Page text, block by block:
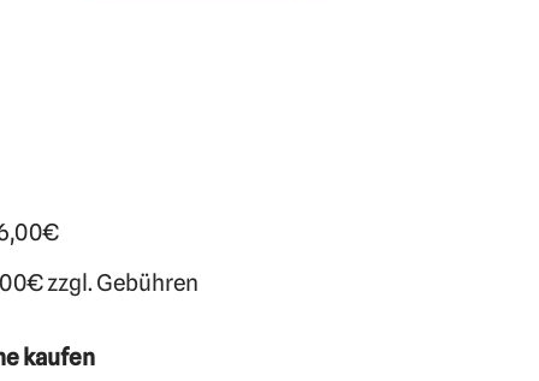
zzgl. Gebühren
kaufen